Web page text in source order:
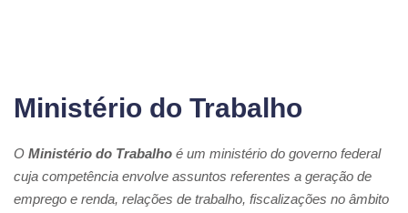
Ministério do Trabalho
O Ministério do Trabalho é um ministério do governo federal
cuja competência envolve assuntos referentes a geração de
emprego e renda, relações de trabalho, fiscalizações no âmbito